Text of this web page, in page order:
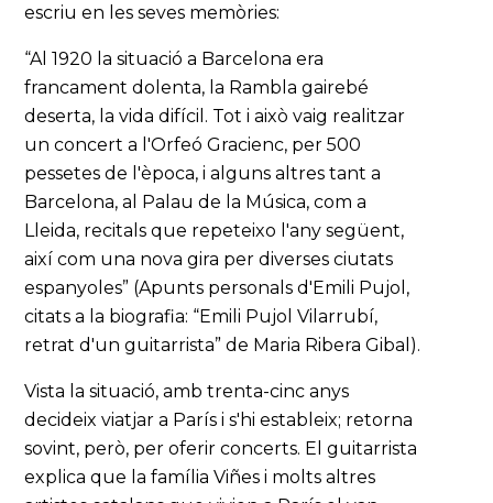
escriu en les seves memòries:
“Al 1920 la situació a Barcelona era
francament dolenta, la Rambla gairebé
deserta, la vida difícil. Tot i això vaig realitzar
un concert a l'Orfeó Gracienc, per 500
pessetes de l'època, i alguns altres tant a
Barcelona, al Palau de la Música, com a
Lleida, recitals que repeteixo l'any següent,
així com una nova gira per diverses ciutats
espanyoles” (Apunts personals d'Emili Pujol,
citats a la biografia: “Emili Pujol Vilarrubí,
retrat d'un guitarrista” de Maria Ribera Gibal).
Vista la situació, amb trenta-cinc anys
decideix viatjar a París i s'hi estableix; retorna
sovint, però, per oferir concerts. El guitarrista
explica que la família Viñes i molts altres